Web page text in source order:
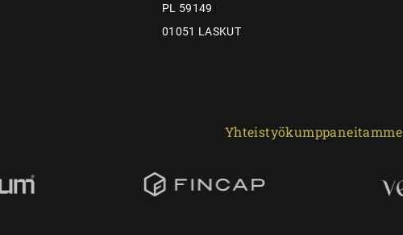
PL 59149
01051 LASKUT
Yhteistyökumppaneitamme